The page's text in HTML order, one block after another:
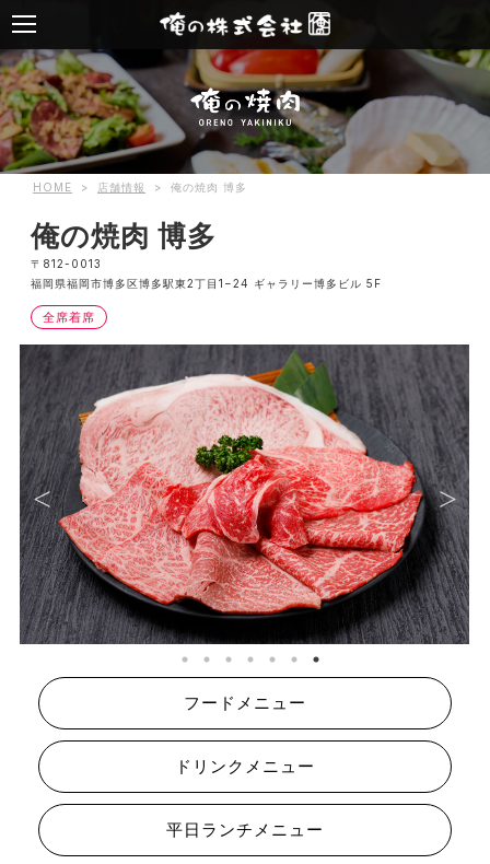
HOME > 店舗情報 > 俺の焼肉 博多
俺の焼肉 博多
〒812-0013
福岡県福岡市博多区博多駅東2丁目1−24 ギャラリー博多ビル 5F
全席着席
フードメニュー
ドリンクメニュー
平日ランチメニュー